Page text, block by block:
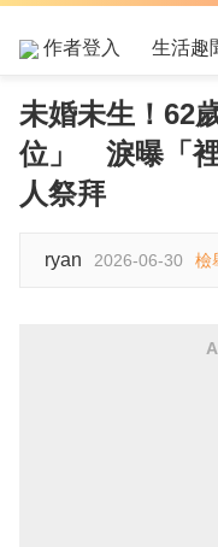
作者登入 生活趣
未婚未生！62
位」 淚曝「裡
人祭拜
ryan 2026-06-30 檢